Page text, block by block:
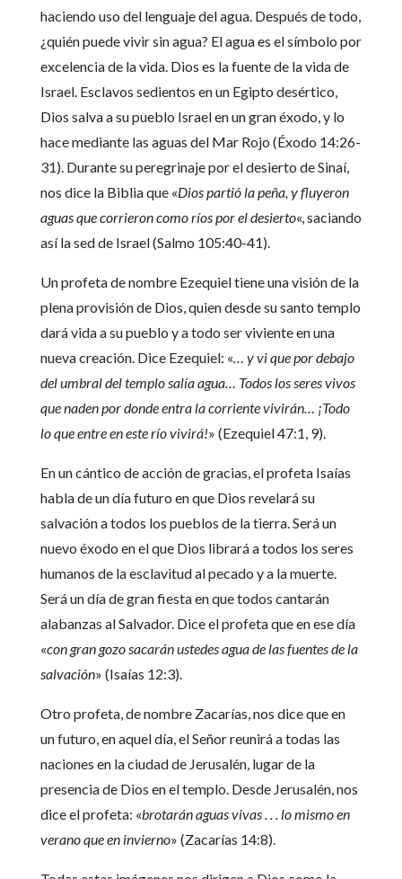
haciendo uso del lenguaje del agua. Después de todo,
¿quién puede vivir sin agua? El agua es el símbolo por
excelencia de la vida. Dios es la fuente de la vida de
Israel. Esclavos sedientos en un Egipto desértico,
Dios salva a su pueblo Israel en un gran éxodo, y lo
hace mediante las aguas del Mar Rojo (Éxodo 14:26-
31). Durante su peregrinaje por el desierto de Sinaí,
nos dice la Biblia que «Dios partió la peña, y fluyeron
aguas que corrieron como ríos por el desierto«, saciando
así la sed de Israel (Salmo 105:40-41).
Un profeta de nombre Ezequiel tiene una visión de la
plena provisión de Dios, quien desde su santo templo
dará vida a su pueblo y a todo ser viviente en una
nueva creación. Dice Ezequiel: «… y vi que por debajo
del umbral del templo salía agua… Todos los seres vivos
que naden por donde entra la corriente vivirán… ¡Todo
lo que entre en este río vivirá!» (Ezequiel 47:1, 9).
En un cántico de acción de gracias, el profeta Isaías
habla de un día futuro en que Dios revelará su
salvación a todos los pueblos de la tierra. Será un
nuevo éxodo en el que Dios librará a todos los seres
humanos de la esclavitud al pecado y a la muerte.
Será un día de gran fiesta en que todos cantarán
alabanzas al Salvador. Dice el profeta que en ese día
«con gran gozo sacarán ustedes agua de las fuentes de la
salvación» (Isaías 12:3).
Otro profeta, de nombre Zacarías, nos dice que en
un futuro, en aquel día, el Señor reunirá a todas las
naciones en la ciudad de Jerusalén, lugar de la
presencia de Dios en el templo. Desde Jerusalén, nos
dice el profeta: «brotarán aguas vivas . . . lo mismo en
verano que en invierno» (Zacarías 14:8).